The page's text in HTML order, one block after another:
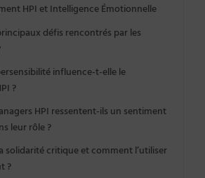
HPI et Intelligence Émotionnelle
défis rencontrés par les
influence-t-elle le
?
HPI ressentent-ils un sentiment
leur rôle ?
solidarité critique et comment l’utiliser
?